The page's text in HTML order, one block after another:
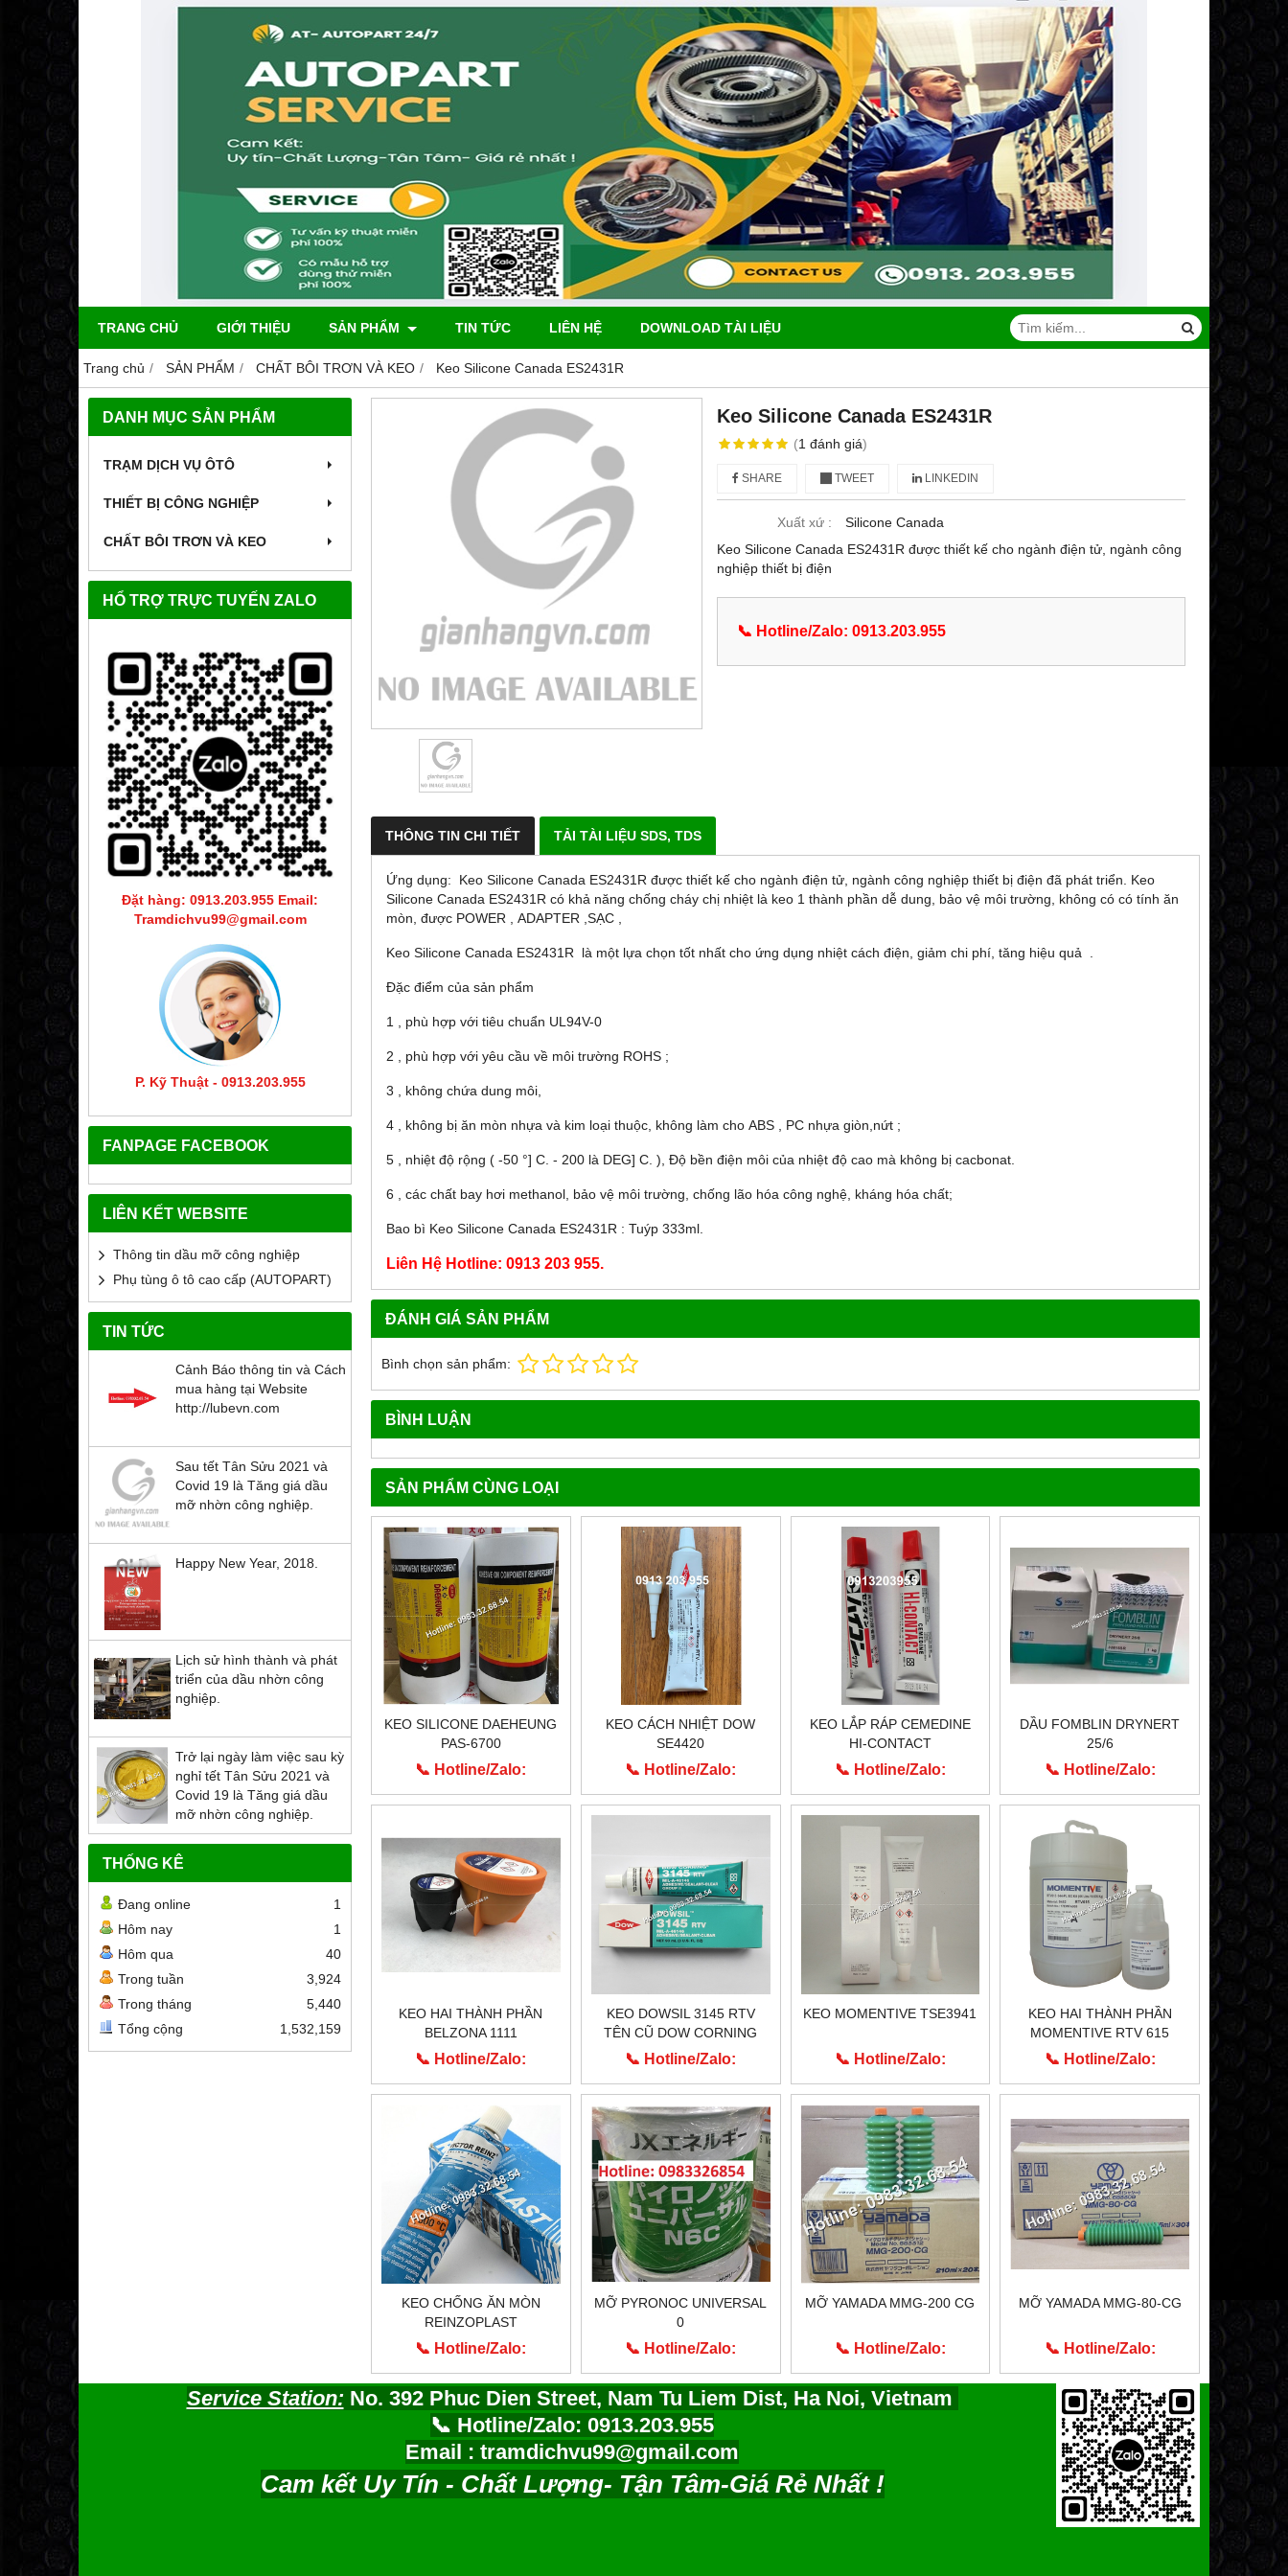
TRANG CHỦ GIỚI THIỆU SẢN PHẨM TIN TỨC LIÊN HỆ DOWNLOAD TÀI LIỆU
Trang chủ SẢN PHẨM CHẤT BÔI TRƠN VÀ KEO Keo Silicone Canada ES2431R
DANH MỤC SẢN PHẨM
TRẠM DỊCH VỤ ÔTÔ
THIẾT BỊ CÔNG NGHIỆP
CHẤT BÔI TRƠN VÀ KEO
HỔ TRỢ TRỰC TUYẾN ZALO
Đặt hàng: 0913.203.955 Email:
Tramdichvu99@gmail.com
P. Kỹ Thuật - 0913.203.955
FANPAGE FACEBOOK
LIÊN KẾT WEBSITE
Thông tin dầu mỡ công nghiệp
Phụ tùng ô tô cao cấp (AUTOPART)
TIN TỨC
Cảnh Báo thông tin và Cách
mua hàng tại Website
http://lubevn.com
Sau tết Tân Sửu 2021 và
Covid 19 là Tăng giá dầu
mỡ nhờn công nghiệp.
Happy New Year, 2018.
Lịch sử hình thành và phát
triển của dầu nhờn công
nghiệp.
Trở lại ngày làm việc sau kỳ
nghỉ tết Tân Sửu 2021 và
Covid 19 là Tăng giá dầu
mỡ nhờn công nghiệp.
THỐNG KÊ
Đang online
1
Hôm nay
1
Hôm qua
40
Trong tuần
3,924
Trong tháng
5,440
Tổng cộng
1,532,159
Keo Silicone Canada ES2431R
(1 đánh giá)
SHARE TWEET LINKEDIN
Xuất xứ :
Silicone Canada
Keo Silicone Canada ES2431R được thiết kế cho ngành điện tử, ngành công
nghiệp thiết bị điện
📞 Hotline/Zalo: 0913.203.955
THÔNG TIN CHI TIẾT TẢI TÀI LIỆU SDS, TDS
Ứng dụng: Keo Silicone Canada ES2431R được thiết kế cho ngành điện tử, ngành công nghiệp thiết bị điện đã phát triển. Keo
Silicone Canada ES2431R có khả năng chống cháy chị nhiệt là keo 1 thành phần dễ dung, bảo vệ môi trường, không có có tính ăn
mòn, được POWER , ADAPTER ,SẠC ,
Keo Silicone Canada ES2431R là một lựa chọn tốt nhất cho ứng dụng nhiệt cách điện, giảm chi phí, tăng hiệu quả .
Đặc điểm của sản phẩm
1 , phù hợp với tiêu chuẩn UL94V-0
2 , phù hợp với yêu cầu về môi trường ROHS ;
3 , không chứa dung môi,
4 , không bị ăn mòn nhựa và kim loại thuộc, không làm cho ABS , PC nhựa giòn,nứt ;
5 , nhiệt độ rộng ( -50 °] C. - 200 là DEG] C. ), Độ bền điện môi của nhiệt độ cao mà không bị cacbonat.
6 , các chất bay hơi methanol, bảo vệ môi trường, chống lão hóa công nghệ, kháng hóa chất;
Bao bì Keo Silicone Canada ES2431R : Tuýp 333ml.
Liên Hệ Hotline: 0913 203 955.
ĐÁNH GIÁ SẢN PHẨM
Bình chọn sản phẩm:
BÌNH LUẬN
SẢN PHẨM CÙNG LOẠI
KEO SILICONE DAEHEUNG
PAS-6700
📞 Hotline/Zalo:
0913.203.955
KEO CÁCH NHIỆT DOW
SE4420
📞 Hotline/Zalo:
0913.203.955
KEO LẮP RÁP CEMEDINE
HI-CONTACT
📞 Hotline/Zalo:
0913.203.955
DẦU FOMBLIN DRYNERT
25/6
📞 Hotline/Zalo:
0913.203.955
KEO HAI THÀNH PHẦN
BELZONA 1111
📞 Hotline/Zalo:
0913.203.955
KEO DOWSIL 3145 RTV
TÊN CŨ DOW CORNING
3145 RTV
📞 Hotline/Zalo:
0913.203.955
KEO MOMENTIVE TSE3941
📞 Hotline/Zalo:
0913.203.955
KEO HAI THÀNH PHẦN
MOMENTIVE RTV 615
📞 Hotline/Zalo:
0913.203.955
KEO CHỐNG ĂN MÒN
REINZOPLAST
📞 Hotline/Zalo:
0913.203.955
MỠ PYRONOC UNIVERSAL
0
📞 Hotline/Zalo:
0913.203.955
MỠ YAMADA MMG-200 CG
📞 Hotline/Zalo:
0913.203.955
MỠ YAMADA MMG-80-CG
📞 Hotline/Zalo:
0913.203.955
Service Station:No. 392 Phuc Dien Street, Nam Tu Liem Dist, Ha Noi, Vietnam
📞 Hotline/Zalo: 0913.203.955
Email : tramdichvu99@gmail.com
Cam kết Uy Tín - Chất Lượng- Tận Tâm-Giá Rẻ Nhất !